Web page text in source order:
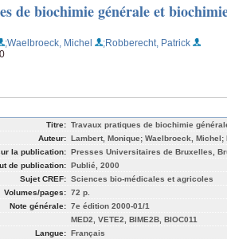
de biochimie générale et
;Waelbroeck, Michel
;Robberecht, Patrick
Titre: Travaux pratiques de biochimie
Auteur: Lambert, Monique; Waelbroeck,
la publication: Presses Universitaires de Bruxelles,
de publication: Publié, 2000
Sujet CREF: Sciences bio-médicales et agricoles
Volumes/pages: 72 p.
Note générale: 7e édition 2000-01/1
MED2, VETE2, BIME2B, BIOC011
Langue: Français